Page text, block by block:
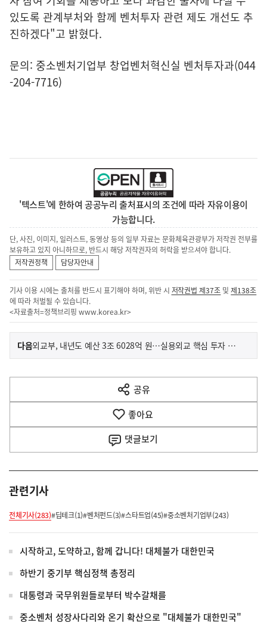
있도록 관계부처와 함께 벤처투자 관련 제도 개선도 추
진하겠다"고 밝혔다.
문의: 중소벤처기업부 창업벤처혁신실 벤처투자과(044
-204-7716)
'텍스트'에 한하여 공공누리 출처표시의 조건에 따라 자유이용이
가능합니다.
단, 사진, 이미지, 일러스트, 동영상 등의 일부 자료는 문화체육관광부가 저작권 전부를
보유하고 있지 아니하므로, 반드시 해당 저작권자의 허락을 받으셔야 합니다.
저작권정책
담당자안내
기사 이용 시에는 출처를 반드시 표기해야 하며, 위반 시 저작권법 제37조 및제138조
에 따라 처벌될 수 있습니다.
<자료출처=정책브리핑 www.korea.kr>
이
전
다
음
다음기
사
외교부, 내년도 예산 3조 6028억 원…실용외교 핵심 투자 확대
공유
열
기
좋아요
댓글보기
관련기사
전체기사(283)#딥테크(1)#벤처펀드(3)#스타트업(45)#중소벤처기업부(243)
시작하고, 도약하고, 함께 갑니다! 대체불가 대한민국
하반기 중기부 핵심정책 총정리
대통령과 국무위원들로부터 박수갈채를
중소벤처 성장사다리와 온기 확산으로 "대체불가 대한민국"